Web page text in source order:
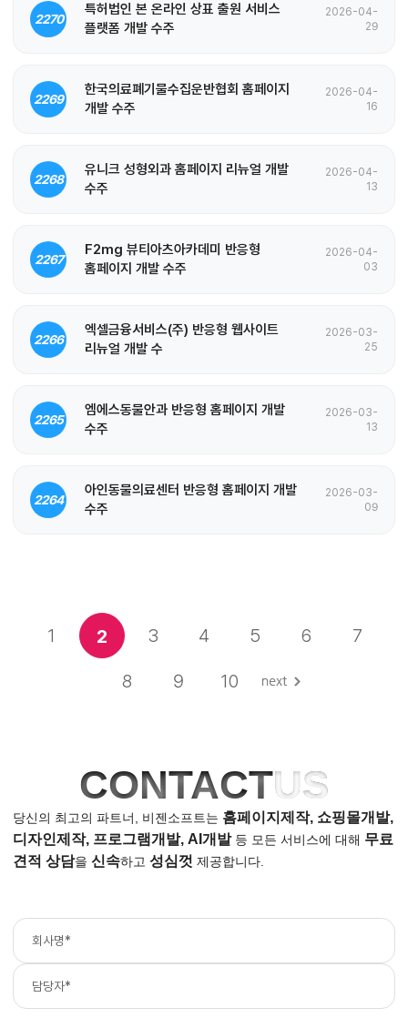
2270
특허법인 본 온라인 상표 출원 서비스
플랫폼 개발 수주
2026-04-
29
2269
한국의료폐기물수집운반협회 홈페이지
개발 수주
2026-04-
16
2268
유니크 성형외과 홈페이지 리뉴얼 개발
수주
2026-04-
13
2267
F2mg 뷰티아츠아카데미 반응형
홈페이지 개발 수주
2026-04-
03
2266
엑셀금융서비스(주) 반응형 웹사이트
리뉴얼 개발 수
2026-03-
25
2265
엠에스동물안과 반응형 홈페이지 개발
수주
2026-03-
13
2264
아인동물의료센터 반응형 홈페이지 개발
수주
2026-03-
09
1 2 3 4 5 6 7
8 9 10
CONTACTUS
당신의 최고의 파트너, 비젠소프트는 홈페이지제작, 쇼핑몰개발,
디자인제작, 프로그램개발, AI개발등 모든 서비스에 대해 무료
견적 상담을 신속하고 성심껏 제공합니다.